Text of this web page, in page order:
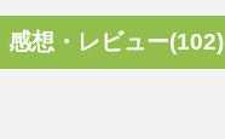
感想・レビュー(102)